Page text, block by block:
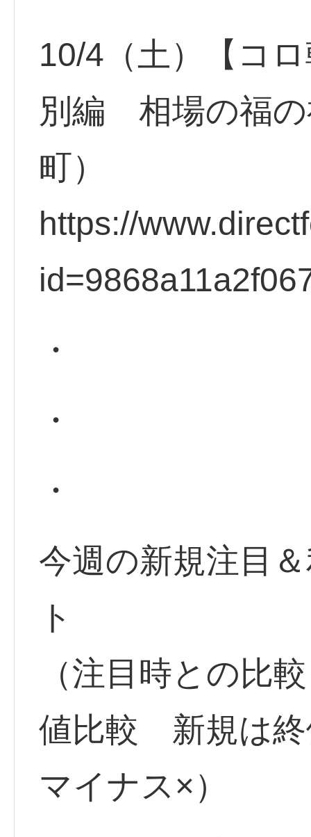
10/4（土）【コ
別編 相場の福の
町）
https://
・
・
・
今週の新規注目
ト
（注目時との比
値比較 新規は
マイナス×）